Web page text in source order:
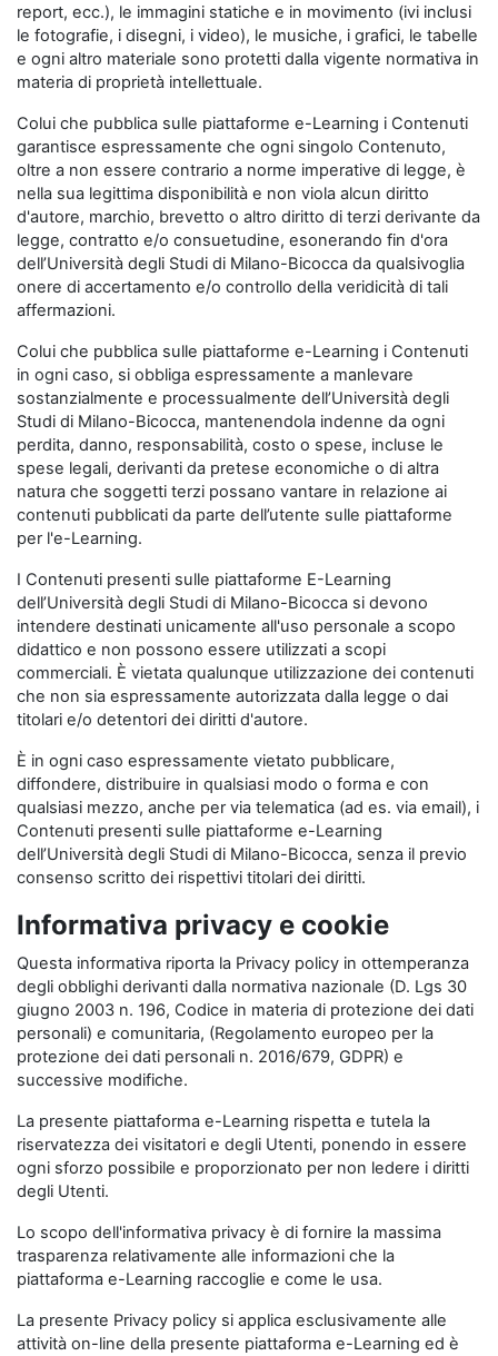
report, ecc.), le immagini statiche e in movimento (ivi inclusi
le fotografie, i disegni, i video), le musiche, i grafici, le tabelle
e ogni altro materiale sono protetti dalla vigente normativa in
materia di proprietà intellettuale.
Colui che pubblica sulle piattaforme e-Learning i Contenuti
garantisce espressamente che ogni singolo Contenuto,
oltre a non essere contrario a norme imperative di legge, è
nella sua legittima disponibilità e non viola alcun diritto
d'autore, marchio, brevetto o altro diritto di terzi derivante da
legge, contratto e/o consuetudine, esonerando fin d'ora
dell’Università degli Studi di Milano-Bicocca da qualsivoglia
onere di accertamento e/o controllo della veridicità di tali
affermazioni.
Colui che pubblica sulle piattaforme e-Learning i Contenuti
in ogni caso, si obbliga espressamente a manlevare
sostanzialmente e processualmente dell’Università degli
Studi di Milano-Bicocca, mantenendola indenne da ogni
perdita, danno, responsabilità, costo o spese, incluse le
spese legali, derivanti da pretese economiche o di altra
natura che soggetti terzi possano vantare in relazione ai
contenuti pubblicati da parte dell’utente sulle piattaforme
per l'e-Learning.
I Contenuti presenti sulle piattaforme E-Learning
dell’Università degli Studi di Milano-Bicocca si devono
intendere destinati unicamente all'uso personale a scopo
didattico e non possono essere utilizzati a scopi
commerciali. È vietata qualunque utilizzazione dei contenuti
che non sia espressamente autorizzata dalla legge o dai
titolari e/o detentori dei diritti d'autore.
È in ogni caso espressamente vietato pubblicare,
diffondere, distribuire in qualsiasi modo o forma e con
qualsiasi mezzo, anche per via telematica (ad es. via email), i
Contenuti presenti sulle piattaforme e-Learning
dell’Università degli Studi di Milano-Bicocca, senza il previo
consenso scritto dei rispettivi titolari dei diritti.
Informativa privacy e cookie
Questa informativa riporta la Privacy policy in ottemperanza
degli obblighi derivanti dalla normativa nazionale (D. Lgs 30
giugno 2003 n. 196, Codice in materia di protezione dei dati
personali) e comunitaria, (Regolamento europeo per la
protezione dei dati personali n. 2016/679, GDPR) e
successive modifiche.
La presente piattaforma e-Learning rispetta e tutela la
riservatezza dei visitatori e degli Utenti, ponendo in essere
ogni sforzo possibile e proporzionato per non ledere i diritti
degli Utenti.
Lo scopo dell'informativa privacy è di fornire la massima
trasparenza relativamente alle informazioni che la
piattaforma e-Learning raccoglie e come le usa.
La presente Privacy policy si applica esclusivamente alle
attività on-line della presente piattaforma e-Learning ed è